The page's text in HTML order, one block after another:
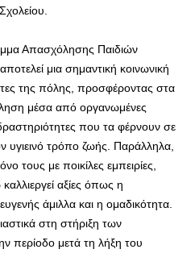
Απασχόλησης Παιδιών
μια σημαντική κοινωνική
της πόλης, προσφέροντας στα
μέσα από οργανωμένες
που τα φέρνουν σε
υγιεινό τρόπο ζωής. Παράλληλα,
τους με ποικίλες εμπειρίες,
αξίες όπως η
άμιλλα και η ομαδικότητα.
στη στήριξη των
περίοδο μετά τη λήξη του